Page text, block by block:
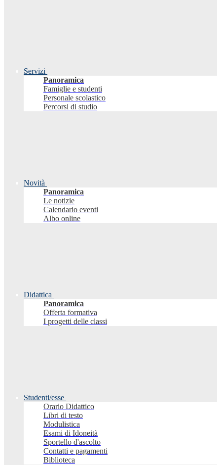
Servizi
Panoramica
Famiglie e studenti
Personale scolastico
Percorsi di studio
Novità
Panoramica
Le notizie
Calendario eventi
Albo online
Didattica
Panoramica
Offerta formativa
I progetti delle classi
Studenti/esse
Orario Didattico
Libri di testo
Modulistica
Esami di Idoneità
Sportello d'ascolto
Contatti e pagamenti
Biblioteca